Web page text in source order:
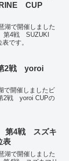
CUP
湖で開催しました
第4戦 SUZUKI
です。
2戦 yoroi
で開催しましたビ
2戦 yoroi CUPの
第4戦 スズキ
表
湖で開催しました